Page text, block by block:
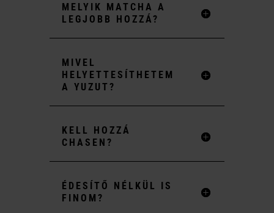
MELYIK MATCHA A
LEGJOBB HOZZÁ?
MIVEL
HELYETTESÍTHETEM
A YUZUT?
KELL HOZZÁ
CHASEN?
ÉDESÍTŐ NÉLKÜL IS
FINOM?